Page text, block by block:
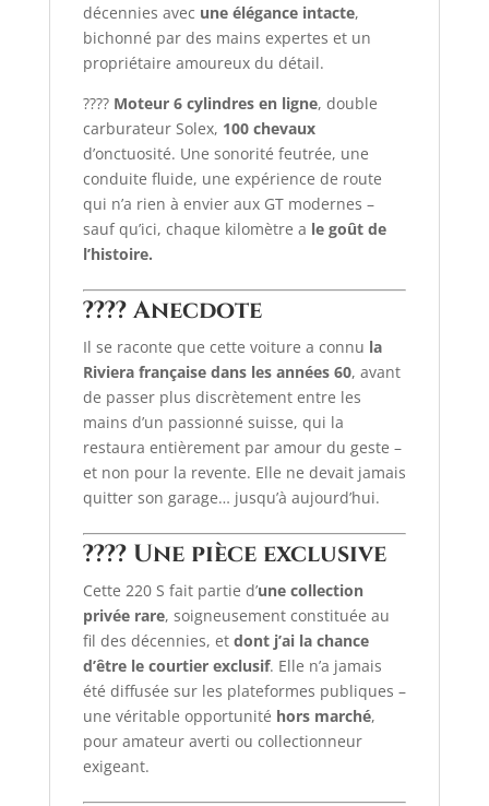
décennies avec une élégance intacte,
bichonné par des mains expertes et un
propriétaire amoureux du détail.
????️ Moteur 6 cylindres en ligne, double
carburateur Solex, 100 chevaux
d’onctuosité. Une sonorité feutrée, une
conduite fluide, une expérience de route
qui n’a rien à envier aux GT modernes –
sauf qu’ici, chaque kilomètre a le goût de
l’histoire.
???? Anecdote
Il se raconte que cette voiture a connu la
Riviera française dans les années 60, avant
de passer plus discrètement entre les
mains d’un passionné suisse, qui la
restaura entièrement par amour du geste –
et non pour la revente. Elle ne devait jamais
quitter son garage… jusqu’à aujourd’hui.
???? Une pièce exclusive
Cette 220 S fait partie d’une collection
privée rare, soigneusement constituée au
fil des décennies, et dont j’ai la chance
d’être le courtier exclusif. Elle n’a jamais
été diffusée sur les plateformes publiques –
une véritable opportunité hors marché,
pour amateur averti ou collectionneur
exigeant.